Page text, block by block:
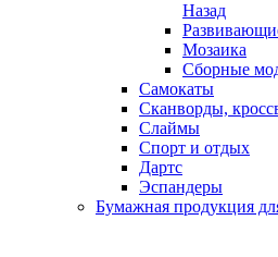
Назад
Мозаика
Сборные
Самокаты
Сканворды,
Слаймы
Спорт и отдых
Дартс
Эспандеры
Бумажная продукция